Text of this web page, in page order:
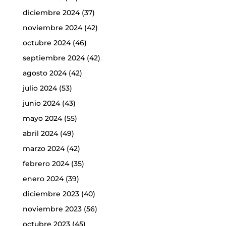
diciembre 2024(37)
noviembre 2024(42)
octubre 2024(46)
septiembre 2024(42)
agosto 2024(42)
julio 2024(53)
junio 2024(43)
mayo 2024(55)
abril 2024(49)
marzo 2024(42)
febrero 2024(35)
enero 2024(39)
diciembre 2023(40)
noviembre 2023(56)
octubre 2023(45)